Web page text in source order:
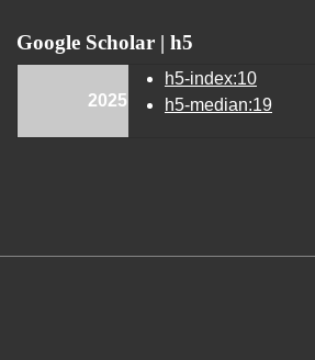
Google Scholar | h5
2025
h5-index:10
h5-median:19